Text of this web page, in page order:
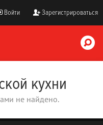
Войти Зарегистрироваться
кухни
не найдено.